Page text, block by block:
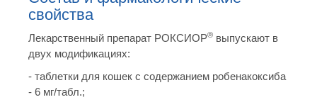
свойства
Лекарственный препарат РОКСИОР® выпускают в
двух модификациях:
- таблетки для кошек с содержанием робенакоксиба
- 6 мг/табл.;